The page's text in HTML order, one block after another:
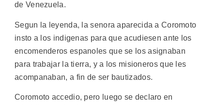
de Venezuela.
Segun la leyenda, la senora aparecida a Coromoto
insto a los indigenas para que acudiesen ante los
encomenderos espanoles que se los asignaban
para trabajar la tierra, y a los misioneros que les
acompanaban, a fin de ser bautizados.
Coromoto accedio, pero luego se declaro en